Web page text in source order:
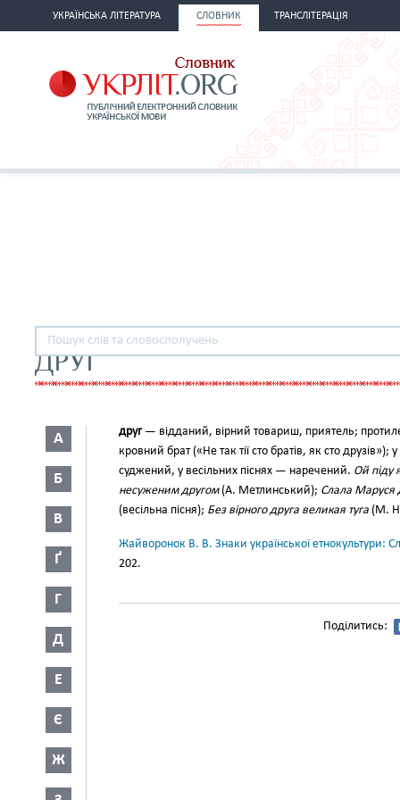
УКРАЇНСЬКА ЛІТЕРАТУРА СЛОВНИК ТРАНСЛІТЕРАЦІЯ
ДРУГ
А
Б
В
Ґ
Г
Д
Е
Є
Ж
друг— відданий, вірний товариш, приятель;
кровний брат («Не так тії сто бра­тів, як сто
суджений, у весільних піс­нях — наречений. Ой піду
несуженим другом(А. Метлинський); Слала Маруся
(весільна пісня); Без вірного друга великая туга (М.
Жайворонок В. В. Знаки української етнокультури:
202.
Поділитись: